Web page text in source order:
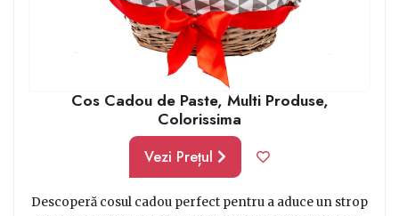
Cos Cadou de Paste, Multi Produse,
Colorissima
Vezi Prețul
Descoperă cosul cadou perfect pentru a aduce un strop